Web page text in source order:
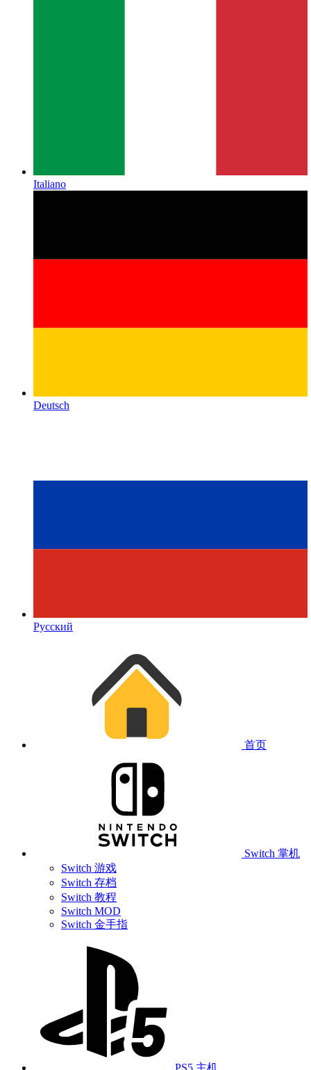
Italiano
Deutsch
Русский
首页
Switch 掌机
Switch 游戏
Switch 存档
Switch 教程
Switch MOD
Switch 金手指